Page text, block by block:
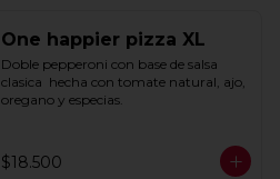
One happier pizza XL
Doble pepperoni con base de salsa
clasica  hecha con tomate natural, ajo,
oregano y especias.
$18.500